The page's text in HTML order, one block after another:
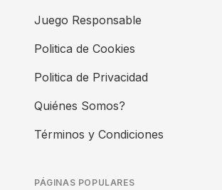
Juego Responsable
Politica de Cookies
Politica de Privacidad
Quiénes Somos?
Términos y Condiciones
PÁGINAS POPULARES